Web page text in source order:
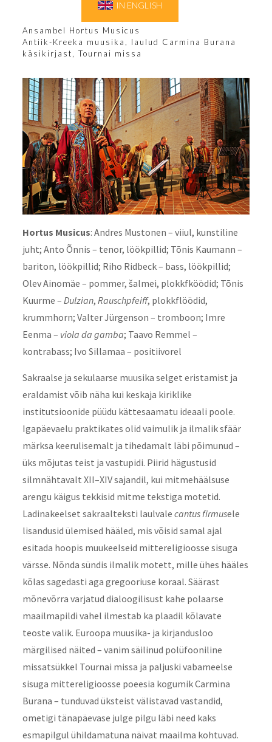
IN ENGLISH
Ansambel Hortus Musicus
Antiik-Kreeka muusika, laulud Carmina Burana
käsikirjast, Tournai missa
Hortus Musicus: Andres Mustonen – viiul, kunstiline
juht; Anto Õnnis – tenor, löökpillid; Tõnis Kaumann –
bariton, löökpillid; Riho Ridbeck – bass, löökpillid;
Olev Ainomäe – pommer, šalmei, plokkfköödid; Tõnis
Kuurme – Dulzian, Rauschpfeiff, plokkflöödid,
krummhorn; Valter Jürgenson – tromboon; Imre
Eenma – viola da gamba; Taavo Remmel –
kontrabass; Ivo Sillamaa – positiivorel
Sakraalse ja sekulaarse muusika selget eristamist ja
eraldamist võib näha kui keskaja kiriklike
institutsioonide püüdu kättesaamatu ideaali poole.
Igapäevaelu praktikates olid vaimulik ja ilmalik sfäär
märksa keerulisemalt ja tihedamalt läbi põimunud –
üks mõjutas teist ja vastupidi. Piirid hägustusid
silmnähtavalt XII–XIV sajandil, kui mitmehäälsuse
arengu käigus tekkisid mitme tekstiga motetid.
Ladinakeelset sakraalteksti laulvale cantus firmusele
lisandusid ülemised hääled, mis võisid samal ajal
esitada hoopis muukeelseid mittereligioosse sisuga
värsse. Nõnda sündis ilmalik motett, mille ühes hääles
kõlas sagedasti aga gregooriuse koraal. Säärast
mõnevõrra varjatud dialoogilisust kahe polaarse
maailmapildi vahel ilmestab ka plaadil kõlavate
teoste valik. Euroopa muusika- ja kirjandusloo
märgilised näited – vanim säilinud polüfooniline
missatsükkel Tournai missa ja paljuski vabameelse
sisuga mittereligioosse poeesia kogumik Carmina
Burana – tunduvad üksteist välistavad vastandid,
ometigi tänapäevase julge pilgu läbi need kaks
esmapilgul ühildamatuna näivat maailma kohtuvad.